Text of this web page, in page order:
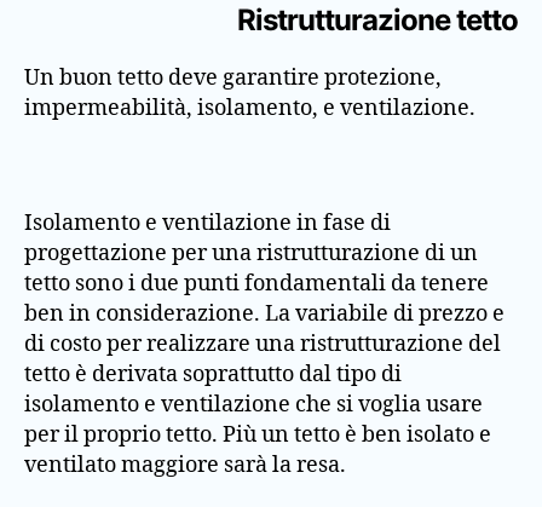
Ristrutturazione tetto
Un buon tetto deve garantire protezione,
impermeabilità, isolamento, e ventilazione.
Isolamento e ventilazione in fase di
progettazione per una ristrutturazione di un
tetto sono i due punti fondamentali da tenere
ben in considerazione. La variabile di prezzo e
di costo per realizzare una ristrutturazione del
tetto è derivata soprattutto dal tipo di
isolamento e ventilazione che si voglia usare
per il proprio tetto. Più un tetto è ben isolato e
ventilato maggiore sarà la resa.